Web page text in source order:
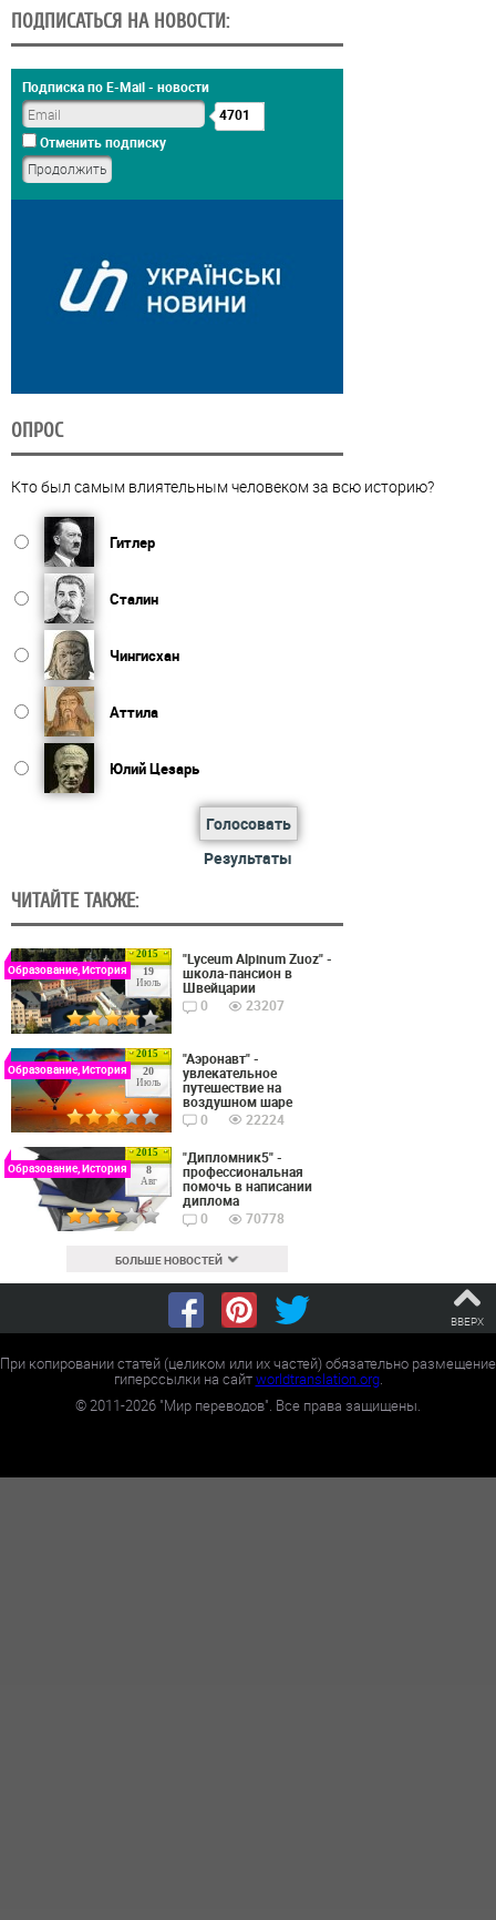
ПОДПИСАТЬСЯ НА НОВОСТИ:
Подписка по E-Mail - новости
4701
Отменить подписку
ОПРОС
Кто был самым влиятельным человеком за всю историю?
Гитлер
Сталин
Чингисхан
Аттила
Юлий Цезарь
Голосовать
Результаты
ЧИТАЙТЕ ТАКЖЕ:
2015
19
Июль
Образование, История
"Lyceum Alpinum Zuoz" -
школа-пансион в
Швейцарии
0
23207
2015
20
Июль
Образование, История
"Аэронавт" -
увлекательное
путешествие на
воздушном шаре
0
22224
2015
8
Авг
Образование, История
"Дипломник5" -
профессиональная
помочь в написании
диплома
0
70778
БОЛЬШЕ НОВОСТЕЙ
ВВЕРХ
При копировании статей (целиком или их частей) обязательно размещение
гиперссылки на сайтworldtranslation.org.
©2011-2026 "Мир переводов". Все права защищены.